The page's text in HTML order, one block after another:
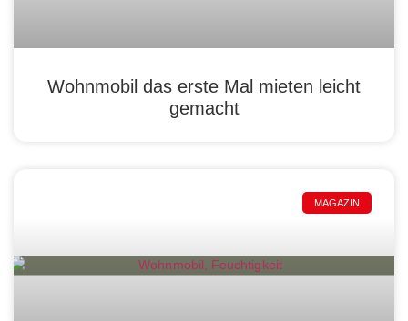
Wohnmobil das erste Mal mieten leicht
gemacht
MAGAZIN